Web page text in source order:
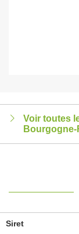
Voir toutes
Siret